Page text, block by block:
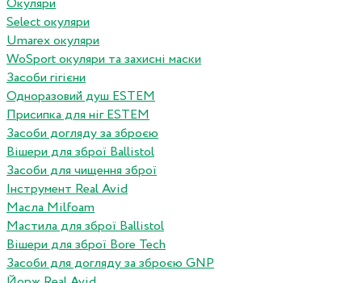
Окуляри
Select окуляри
Umarex окуляри
WoSport окуляри та захисні маски
Засоби гігієни
Одноразовий душ ESTEM
Присипка для ніг ESTEM
Засоби догляду за зброєю
Вішери для зброї Ballistol
Засоби для чищення зброї
Інструмент Real Avid
Масла Milfoam
Мастила для зброї Ballistol
Вішери для зброї Bore Tech
Засоби для догляду за зброєю GNP